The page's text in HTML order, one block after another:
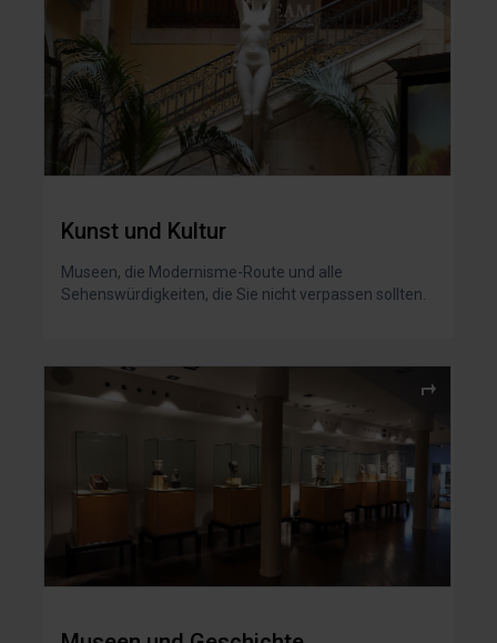
Kunst und Kultur
Museen, die Modernisme-Route und alle
Sehenswürdigkeiten, die Sie nicht verpassen sollten.